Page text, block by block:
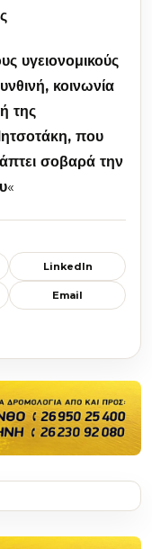
υγειονομικούς
κοινωνία
της
που
σοβαρά την
«
LinkedIn
Email